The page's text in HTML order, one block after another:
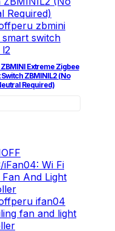
ZBMINI Extreme Zigbee
ZBMINIL2 (No
Required)